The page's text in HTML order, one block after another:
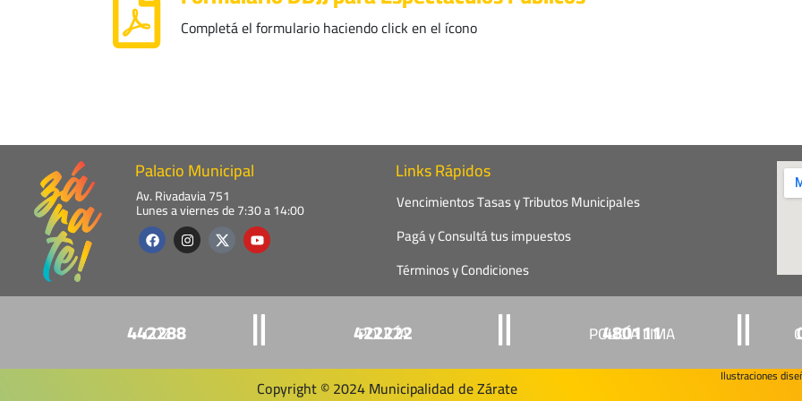
Completá el formulario haciendo click en el ícono
Palacio Municipal
Av. Rivadavia 751
Lunes a viernes de 7:30 a 14:00
F
a
c
o
k
I
n
s
g
a
m
Y
o
u
b
e
Links Rápidos
Vencimientos Tasas y Tributos Municipales
Pagá y Consultá tus impuestos
Términos y Condiciones
442288
COZ 422222
POLICÍA 480111
POLICÍA LIMA
Copyright © 2024 Municipalidad de Zárate Ilustraciones